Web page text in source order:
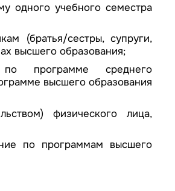
одного учебного семестра
(братья/сестры, супруги,
высшего образования;
программе среднего
высшего образования
физического лица,
по программам высшего